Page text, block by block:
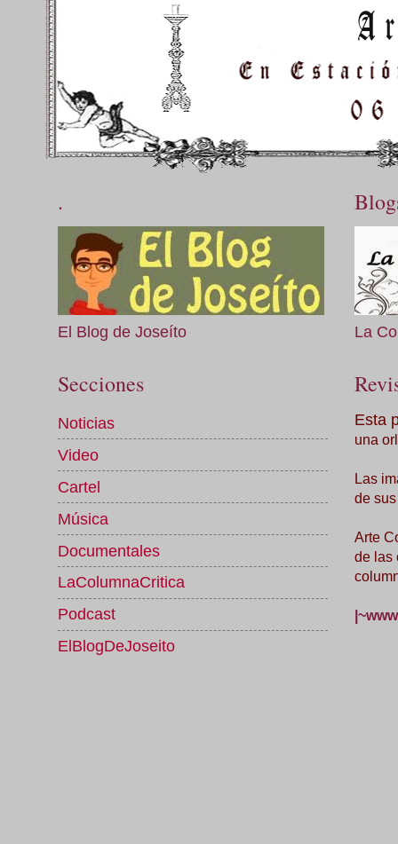
.
El Blog de Joseíto
Secciones
Noticias
Video
Cartel
Música
Documentales
LaColumnaCritica
Podcast
ElBlogDeJoseito
La
Esta
una
Las
de
Arte
de las